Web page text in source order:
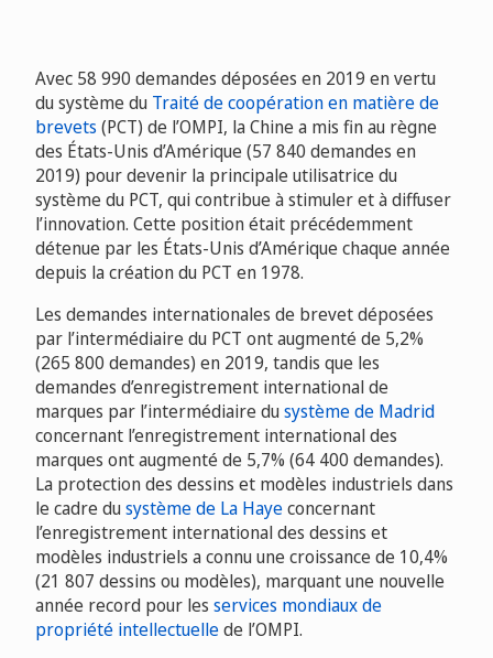
Avec 58 990 demandes déposées en 2019 en vertu
du système du Traité de coopération en matière de
brevets (PCT) de l’OMPI, la Chine a mis fin au règne
des États-Unis d’Amérique (57 840 demandes en
2019) pour devenir la principale utilisatrice du
système du PCT, qui contribue à stimuler et à diffuser
l’innovation. Cette position était précédemment
détenue par les États-Unis d’Amérique chaque année
depuis la création du PCT en 1978.
Les demandes internationales de brevet déposées
par l’intermédiaire du PCT ont augmenté de 5,2%
(265 800 demandes) en 2019, tandis que les
demandes d’enregistrement international de
marques par l’intermédiaire dusystème de Madrid
concernant l’enregistrement international des
marques ont augmenté de 5,7% (64 400 demandes).
La protection des dessins et modèles industriels dans
le cadre dusystème de La Hayeconcernant
l’enregistrement international des dessins et
modèles industriels a connu une croissance de 10,4%
(21 807 dessins ou modèles), marquant une nouvelle
année record pour les services mondiaux de
propriété intellectuellede l’OMPI.